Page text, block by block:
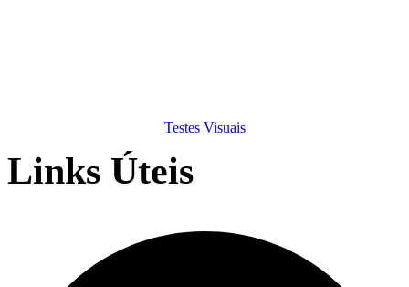
Testes Visuais
Links Úteis